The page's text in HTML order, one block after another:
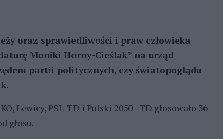
oraz sprawiedliwości i praw człowieka
Moniki Horny-Cieślak* na urząd
partii politycznych, czy światopoglądu
Lewicy, PSL-TD i Polski 2050 - TD głosowało 36
głosu.